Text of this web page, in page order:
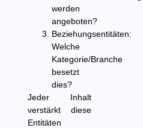
werden
angeboten?
Beziehungsentitäten:
Welche
Kategorie/Branche
besetzt
dies?
Jeder Inhalt
verstärkt diese
Entitäten